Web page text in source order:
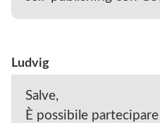
Ludvig
Salve,
È possibile